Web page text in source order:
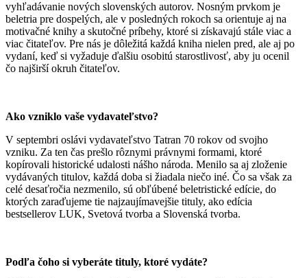
vyhľadávanie nových slovenských autorov. Nosným prvkom je
beletria pre dospelých, ale v posledných rokoch sa orientuje aj na
motivačné knihy a skutočné príbehy, ktoré si získavajú stále viac a
viac čitateľov. Pre nás je dôležitá každá kniha nielen pred, ale aj po
vydaní, keď si vyžaduje ďalšiu osobitú starostlivosť, aby ju ocenil
čo najširší okruh čitateľov.
Ako vzniklo vaše vydavateľstvo?
V septembri oslávi vydavateľstvo Tatran 70 rokov od svojho
vzniku. Za ten čas prešlo rôznymi právnymi formami, ktoré
kopírovali historické udalosti nášho národa. Menilo sa aj zloženie
vydávaných titulov, každá doba si žiadala niečo iné. Čo sa však za
celé desaťročia nezmenilo, sú obľúbené beletristické edície, do
ktorých zaraďujeme tie najzaujímavejšie tituly, ako edícia
bestsellerov LUK, Svetová tvorba a Slovenská tvorba.
Podľa čoho si vyberáte tituly, ktoré vydáte?